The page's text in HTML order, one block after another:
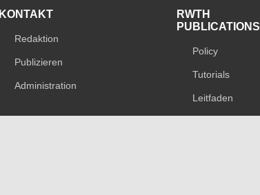
KONTAKT
Redaktion
Publizieren
Administration
RWTH
PUBLICATIONS
Policy
Tutorials
Leitfaden